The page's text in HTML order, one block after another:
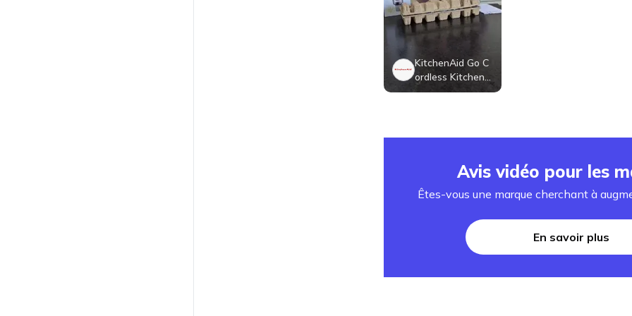
KitchenAid Go C
ordless Kitchen
Vacuum - batter
Avis vidéo pour les
Êtes-vous une marque cherchant à
En savoir plus